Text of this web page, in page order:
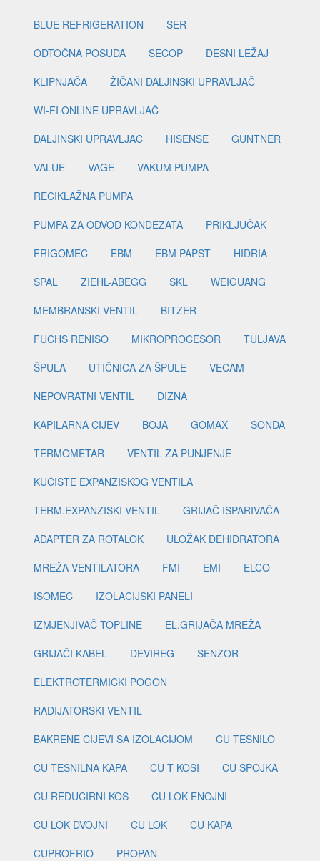
BLUE REFRIGERATION
SER
ODTOČNA POSUDA
SECOP
DESNI LEŽAJ
KLIPNJAČA
ŽIČANI DALJINSKI UPRAVLJAČ
WI-FI ONLINE UPRAVLJAČ
DALJINSKI UPRAVLJAČ
HISENSE
GUNTNER
VALUE
VAGE
VAKUM PUMPA
RECIKLAŽNA PUMPA
PUMPA ZA ODVOD KONDEZATA
PRIKLJUČAK
FRIGOMEC
EBM EBM PAPST
HIDRIA
SPAL
ZIEHL-ABEGG SKL
WEIGUANG
MEMBRANSKI VENTIL
BITZER
FUCHS RENISO
MIKROPROCESOR
TULJAVA
ŠPULA
UTIČNICA ZA ŠPULE
VECAM
NEPOVRATNI VENTIL
DIZNA
KAPILARNA CIJEV
BOJA GOMAX
SONDA
TERMOMETAR
VENTIL ZA PUNJENJE
KUĆIŠTE EXPANZISKOG VENTILA
TERM.EXPANZISKI VENTIL
GRIJAČ ISPARIVAČA
ADAPTER ZA ROTALOK
ULOŽAK DEHIDRATORA
MREŽA VENTILATORA
FMI EMI
ELCO
ISOMEC
IZOLACIJSKI PANELI
IZMJENJIVAČ TOPLINE
EL.GRIJAČA MREŽA
GRIJAČI KABEL
DEVIREG
SENZOR
ELEKTROTERMIČKI POGON
RADIJATORSKI VENTIL
BAKRENE CIJEVI SA IZOLACIJOM
CU TESNILO
CU TESNILNA KAPA
CU T KOSI
CU SPOJKA
CU REDUCIRNI KOS
CU LOK ENOJNI
CU LOK DVOJNI
CU LOK
CU KAPA
CUPROFRIO
PROPAN